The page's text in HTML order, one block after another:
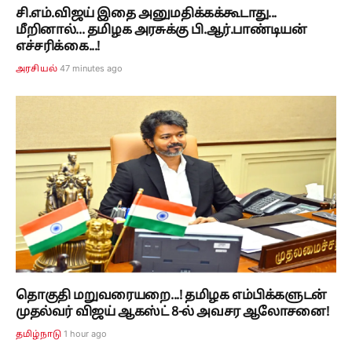
சி.எம்.விஜய் இதை அனுமதிக்கக்கூடாது...
மீறினால்... தமிழக அரசுக்கு பி.ஆர்.பாண்டியன்
எச்சரிக்கை...!
அரசியல் 47 minutes ago
தொகுதி மறுவரையறை...! தமிழக எம்பிக்களுடன்
முதல்வர் விஜய் ஆகஸ்ட் 8-ல் அவசர ஆலோசனை!
தமிழ்நாடு 1 hour ago